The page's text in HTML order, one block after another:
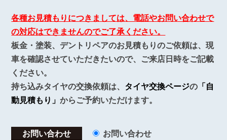
各種お見積もりにつきましては、電話やお問い合わせで
の対応はできませんのでご了承ください。
板金・塗装、デントリペアのお見積もりのご依頼は、現
車を確認させていただきたいので、 ご来店日時をご記載
ください。
持ち込みタイヤの交換依頼は、 タイヤ交換ページの 「自
動見積もり」からご予約いただけます。
お問い合わせ お問い合わせ